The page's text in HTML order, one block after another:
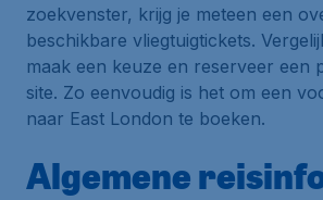
zoekvenster, krijg je meteen een
beschikbare vliegtuigtickets.
maak een keuze en reserveer een
site. Zo eenvoudig is het om een
naar East London te boeken.
Algemene